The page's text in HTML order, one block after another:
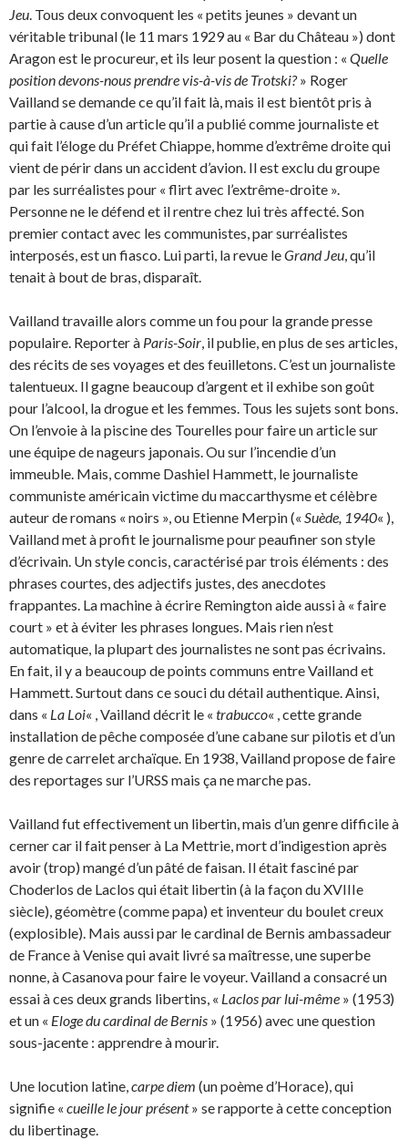
Jeu. Tous deux convoquent les « petits jeunes » devant un
véritable tribunal (le 11 mars 1929 au « Bar du Château ») dont
Aragon est le procureur, et ils leur posent la question : « Quelle
position devons-nous prendre vis-à-vis de Trotski?» Roger
Vailland se demande ce qu’il fait là, mais il est bientôt pris à
partie à cause d’un article qu’il a publié comme journaliste et
qui fait l’éloge du Préfet Chiappe, homme d’extrême droite qui
vient de périr dans un accident d’avion. Il est exclu du groupe
par les surréalistes pour « flirt avec l’extrême-droite ».
Personne ne le défend et il rentre chez lui très affecté. Son
premier contact avec les communistes, par surréalistes
interposés, est un fiasco. Lui parti, la revue leGrand Jeu, qu’il
tenait à bout de bras, disparaît.
Vailland travaille alors comme un fou pour la grande presse
populaire. Reporter à Paris-Soir, il publie, en plus de ses articles,
des récits de ses voyages et des feuilletons. C’est un journaliste
talentueux. Il gagne beaucoup d’argent et il exhibe son goût
pour l’alcool, la drogue et les femmes. Tous les sujets sont bons.
On l’envoie à la piscine des Tourelles pour faire un article sur
une équipe de nageurs japonais. Ou sur l’incendie d’un
immeuble. Mais, comme Dashiel Hammett, le journaliste
communiste américain victime du maccarthysme et célèbre
auteur de romans « noirs », ou Etienne Merpin (« Suède, 1940« ),
Vailland met à profit le journalisme pour peaufiner son style
d’écrivain. Un style concis, caractérisé par trois éléments : des
phrases courtes, des adjectifs justes, des anecdotes
frappantes. La machine à écrire Remington aide aussi à « faire
court » et à éviter les phrases longues. Mais rien n’est
automatique, la plupart des journalistes ne sont pas écrivains.
En fait, il y a beaucoup de points communs entre Vailland et
Hammett. Surtout dans ce souci du détail authentique. Ainsi,
dans « La Loi« , Vailland décrit le « trabucco« , cette grande
installation de pêche composée d’une cabane sur pilotis et d’un
genre de carrelet archaïque. En 1938, Vailland propose de faire
des reportages sur l’URSS mais ça ne marche pas.
Vailland fut effectivement un libertin, mais d’un genre difficile à
cerner car il fait penser à La Mettrie, mort d’indigestion après
avoir (trop) mangé d’un pâté de faisan. Il était fasciné par
Choderlos de Laclos qui était libertin (à la façon du XVIIIe
siècle), géomètre (comme papa) et inventeur du boulet creux
(explosible). Mais aussi par le cardinal de Bernis ambassadeur
de France à Venise qui avait livré sa maîtresse, une superbe
nonne, à Casanova pour faire le voyeur. Vailland a consacré un
essai à ces deux grands libertins, « Laclos par lui-même » (1953)
et un « Eloge du cardinal de Bernis » (1956) avec une question
sous-jacente : apprendre à mourir.
Une locution latine,carpe diem (un poème d’Horace), qui
signifie « cueille le jour présent» se rapporte à cette conception
du libertinage.